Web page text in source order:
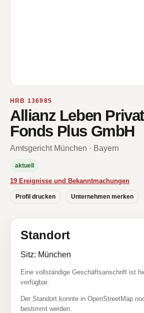
HRB 136985
Allianz Leben
Fonds Plus GmbH
Amtsgericht München · Bayern
aktuell
19 Ereignisse und Bekanntmachungen
Profil drucken Unternehmen merken
Standort
Sitz: München
Eine vollständige Geschäftsanschrift ist
verfügbar.
Der Standort konnte in OpenStreetMap
bestimmt werden.